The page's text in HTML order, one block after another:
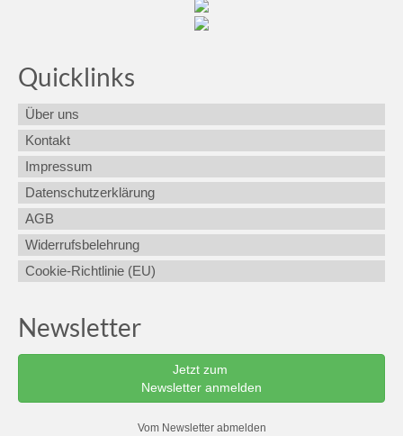
Quicklinks
Über uns
Kontakt
Impressum
Datenschutzerklärung
AGB
Widerrufsbelehrung
Cookie-Richtlinie (EU)
Newsletter
Jetzt zum
Newsletter anmelden
Vom Newsletter abmelden